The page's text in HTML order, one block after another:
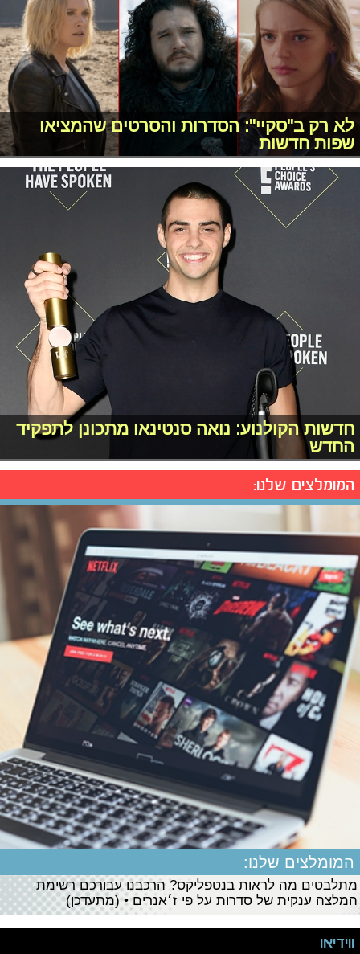
לא רק ב"סקיי": הסדרות והסרטים שהמציאו
שפות חדשות
חדשות הקולנוע: נואה סנטינאו מתכונן לתפקיד
החדש
המומלצים שלנו:
המומלצים שלנו:
מתלבטים מה לראות בנטפליקס? הרכבנו עבורכם רשימת
המלצה ענקית של סדרות על פי ז׳אנרים • (מתעדכן)
ווידיאו